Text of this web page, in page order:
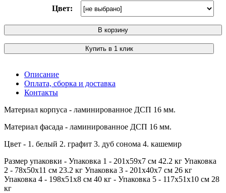
Цвет:
В корзину
Купить в 1 клик
Описание
Оплата, сборка и доставка
Контакты
Материал корпуса - ламинированное ДСП 16 мм.
Материал фасада - ламинированное ДСП 16 мм.
Цвет - 1. белый 2. графит 3. дуб сонома 4. кашемир
Размер упаковки - Упаковка 1 - 201х59х7 см 42.2 кг Упаковка
2 - 78х50х11 см 23.2 кг Упаковка 3 - 201х40х7 см 26 кг
Упаковка 4 - 198х51х8 см 40 кг - Упаковка 5 - 117х51х10 см 28
кг